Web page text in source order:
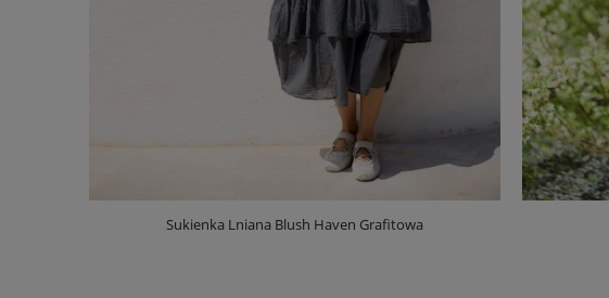
Sukienka Lniana Blush Haven Grafitowa